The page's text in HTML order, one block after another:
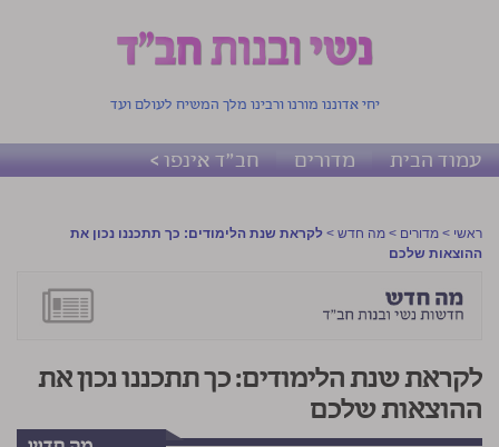
יחי אדוננו מורנו ורבינו מלך המשיח לעולם ועד
עמוד הבית מדורים חב"ד אינפו >
ראשי > מדורים > מה חדש > לקראת שנת הלימודים: כך תתכננו נכון את
ההוצאות שלכם
לקראת שנת הלימודים: כך תתכננו נכון את
ההוצאות שלכם